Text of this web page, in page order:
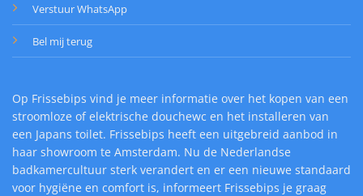
Verstuur WhatsApp
Bel mij terug
Op Frissebips vind je meer informatie over het kopen van een
stroomloze of elektrische douchewc en het installeren van
een Japans toilet. Frissebips heeft een uitgebreid aanbod in
haar showroom te Amsterdam. Nu de Nederlandse
badkamercultuur sterk verandert en er een nieuwe standaard
voor hygiëne en comfort is, informeert Frissebips je graag